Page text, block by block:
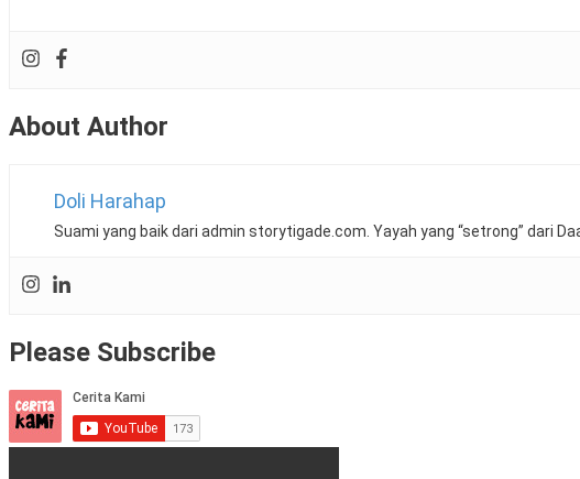
About Author
Doli Harahap
Suami yang baik dari admin storytigade.com. Yayah yang “setrong” dari
Please Subscribe